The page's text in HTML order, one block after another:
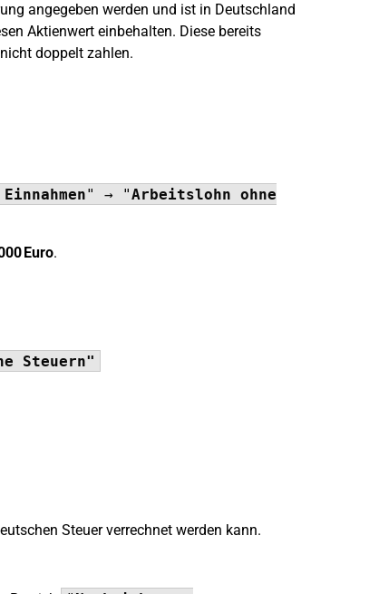
angegeben werden und ist in Deutschland
Aktienwert einbehalten. Diese bereits
doppelt zahlen.
" → "Arbeitslohn ohne
Euro.
Steuern"
Steuer verrechnet werden kann.